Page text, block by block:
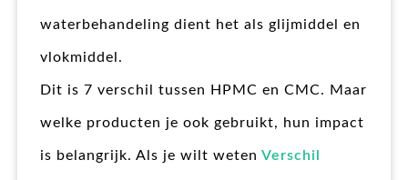
waterbehandeling dient het als glijmiddel en
vlokmiddel.
Dit is 7 verschil tussen HPMC en CMC. Maar
welke producten je ook gebruikt, hun impact
is belangrijk. Als je wilt weten Verschil